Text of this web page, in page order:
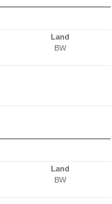
Land
BW
Land
BW